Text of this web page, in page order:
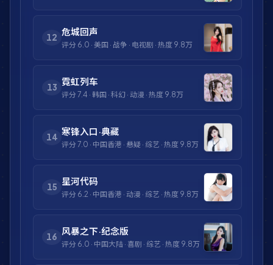
12
危城回声
评分 6.0 · 美国 · 战争 · 电视剧 · 热度 9.8万
13
霓虹列车
评分 7.4 · 韩国 · 科幻 · 动漫 · 热度 9.8万
14
寒锋入口·典藏
评分 7.0 · 中国香港 · 悬疑 · 综艺 · 热度 9.8万
15
星河代码
评分 6.2 · 中国香港 · 动漫 · 综艺 · 热度 9.8万
16
风暴之下·纪念版
评分 6.0 · 中国大陆 · 喜剧 · 综艺 · 热度 9.8万